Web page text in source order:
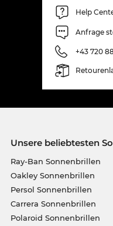
Help
Anfrage
+43 720
Unsere beliebtesten
Ray-Ban Sonnenbrillen
Oakley Sonnenbrillen
Persol Sonnenbrillen
Carrera Sonnenbrillen
Polaroid Sonnenbrillen